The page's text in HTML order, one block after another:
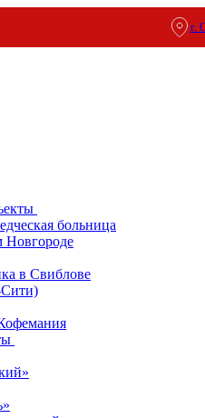
г.
больница
в Свиблове